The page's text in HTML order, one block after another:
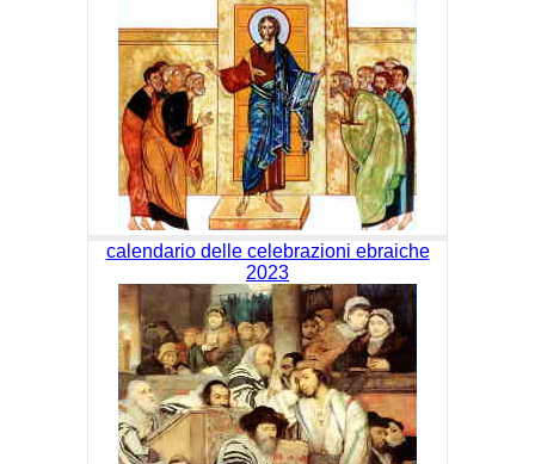
calendario delle celebrazioni ebraiche
2023